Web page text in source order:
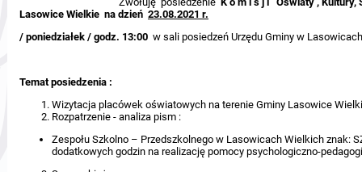
Lasowice Wielkie na dzień 23.08.2021 r.
/ poniedziałek / godz. 13:00 w sali posiedzeń Urzędu Gminy w
Temat posiedzenia :
Wizytacja placówek oświatowych na terenie Gminy Lasowice
Rozpatrzenie - analiza pism :
Zespołu Szkolno – Przedszkolnego w Lasowicach Wielkich znak:
dodatkowych godzin na realizację pomocy psychologiczno-